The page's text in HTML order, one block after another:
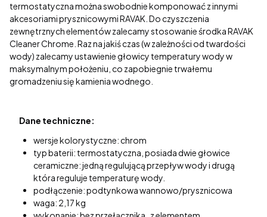
termostatyczna można swobodnie komponować z innymi
akcesoriami prysznicowymi RAVAK. Do czyszczenia
zewnętrznych elementów zalecamy stosowanie środka RAVAK
Cleaner Chrome. Raz na jakiś czas (w zależności od twardości
wody) zalecamy ustawienie głowicy temperatury wody w
maksymalnym położeniu, co zapobiegnie trwałemu
gromadzeniu się kamienia wodnego.
Dane techniczne:
wersje kolorystyczne: chrom
typ baterii: termostatyczna, posiada dwie głowice
ceramiczne: jedną regulującą przepływ wody i drugą
która reguluje temperaturę wody.
podłączenie: podtynkowa wannowo/prysznicowa
waga: 2,17 kg